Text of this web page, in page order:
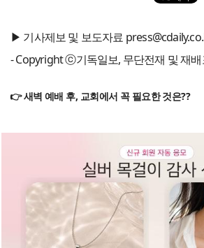
▶ 기사제보 및 보도자료
- Copyright ⓒ기독일보, 무단전재 및 재배
👉 새벽 예배 후, 교회에서 꼭 필요한 것은??